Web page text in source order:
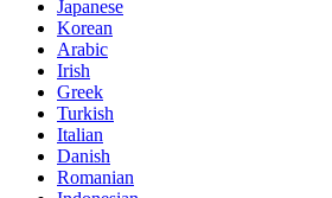
Japanese
Korean
Arabic
Irish
Greek
Turkish
Italian
Danish
Romanian